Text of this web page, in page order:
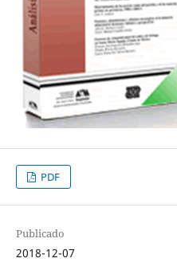
PDF
Publicado
2018-12-07